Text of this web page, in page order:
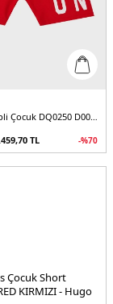
Pamuklu Cepli Çocuk DQ0250 D002Y Short
TL -%70